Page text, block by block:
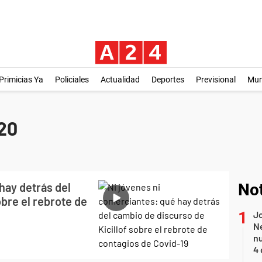
Ya Policiales Actualidad Deportes Previsional
detrás del
el rebrote de
4